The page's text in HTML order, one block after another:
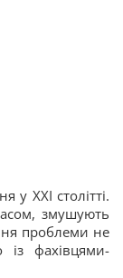
у ХХІ столітті.
змушують
проблеми не
із фахівцями-